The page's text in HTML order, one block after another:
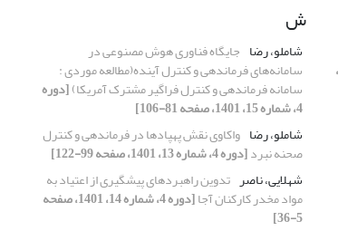
[دوره 4، شماره 12،
ش
شاملو، رضا جایگاه فناوری هوش مصنوعی در
سامانه‌های فرماندهی و کنترل آینده(مطالعه موردی :
سامانه فرماندهی و کنترل فراگیر مشترک آمریکا)[دوره
4، شماره 15، 1401، صفحه 81-106]
شاملو، رضا واکاوی نقش پهپادها در فرماندهی و کنترل
صحنه نبرد[دوره 4، شماره 13، 1401، صفحه 99-122]
شهلایی، ناصر تدوین راهبردهای پیشگیری از اعتیاد به
مواد مخدر کارکنان آجا [دوره 4، شماره 14، 1401، صفحه
5-36]